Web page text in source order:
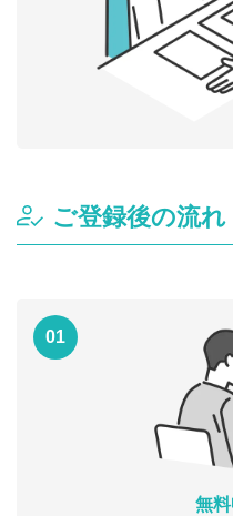
ご登録後の流れ
01
無